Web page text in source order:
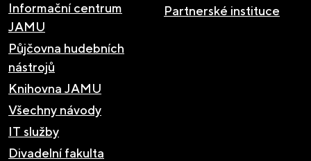
Informační centrum
JAMU
Půjčovna hudebních
nástrojů
Knihovna JAMU
Všechny návody
IT služby
Divadelní fakulta
Partnerské instituce